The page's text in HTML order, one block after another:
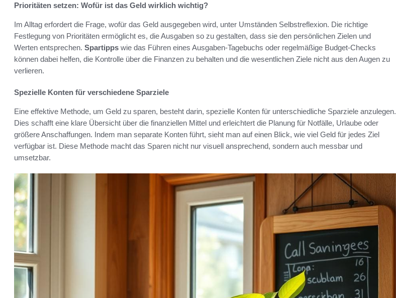
Prioritäten setzen: Wofür ist das Geld wirklich wichtig?
Im Alltag erfordert die Frage, wofür das Geld ausgegeben wird, unter Umständen Selbstreflexion. Die richtige
Festlegung von Prioritäten ermöglicht es, die Ausgaben so zu gestalten, dass sie den persönlichen Zielen und
Werten entsprechen. Spartipps wie das Führen eines Ausgaben-Tagebuchs oder regelmäßige Budget-Checks
können dabei helfen, die Kontrolle über die Finanzen zu behalten und die wesentlichen Ziele nicht aus den Augen zu
verlieren.
Spezielle Konten für verschiedene Sparziele
Eine effektive Methode, um Geld zu sparen, besteht darin, spezielle Konten für unterschiedliche Sparziele anzulegen.
Dies schafft eine klare Übersicht über die finanziellen Mittel und erleichtert die Planung für Notfälle, Urlaube oder
größere Anschaffungen. Indem man separate Konten führt, sieht man auf einen Blick, wie viel Geld für jedes Ziel
verfügbar ist. Diese Methode macht das Sparen nicht nur visuell ansprechend, sondern auch messbar und
umsetzbar.